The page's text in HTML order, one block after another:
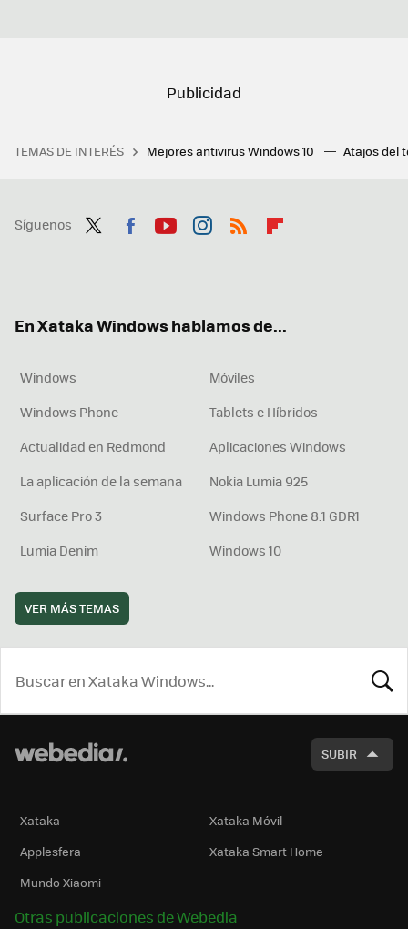
TEMAS DE INTERÉS Mejores antivirus Windows 10 Atajos del
Síguenos
En Xataka Windows hablamos de...
Windows
Móviles
Windows Phone
Tablets e Híbridos
Actualidad en Redmond
Aplicaciones Windows
La aplicación de la semana
Nokia Lumia 925
Surface Pro 3
Windows Phone 8.1 GDR1
Lumia Denim
Windows 10
VER MÁS TEMAS
SUBIR
Xataka
Xataka Móvil
Applesfera
Xataka Smart Home
Mundo Xiaomi
Otras publicaciones de Webedia